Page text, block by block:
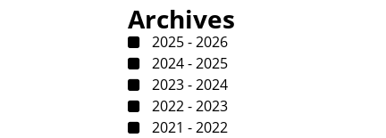
Archives
2025 - 2026
2024 - 2025
2023 - 2024
2022 - 2023
2021 - 2022